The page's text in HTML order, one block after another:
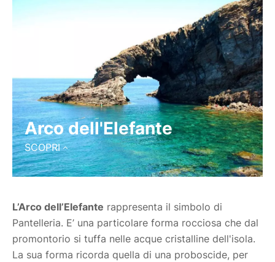
Arco dell'Elefante
SCOPRI
L’Arco dell’Elefante rappresenta il simbolo di
Pantelleria. E’ una particolare forma rocciosa che dal
promontorio si tuffa nelle acque cristalline dell'isola.
La sua forma ricorda quella di una proboscide, per